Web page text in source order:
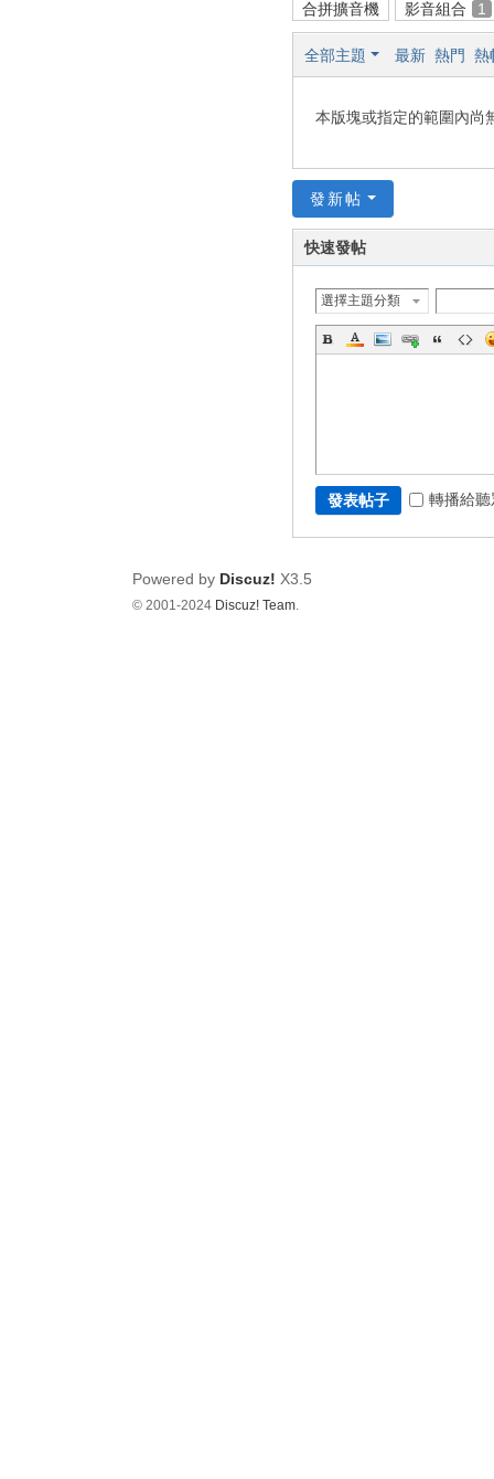
合拼擴音機 影音組合 1
全部主題 最新 熱門 熱
本版塊或指定的範圍內尚
發新帖
快速發帖
選擇主題分類
發表帖子 轉播給聽
Powered by Discuz! X3.5
© 2001-2024 Discuz! Team.